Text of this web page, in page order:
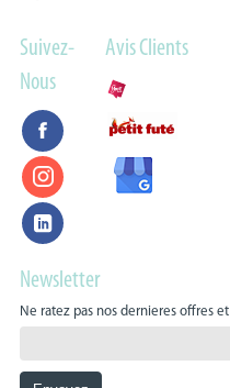
Suivez-
Nous
Avis Clients
Newsletter
Ne ratez pas nos dernieres offres et